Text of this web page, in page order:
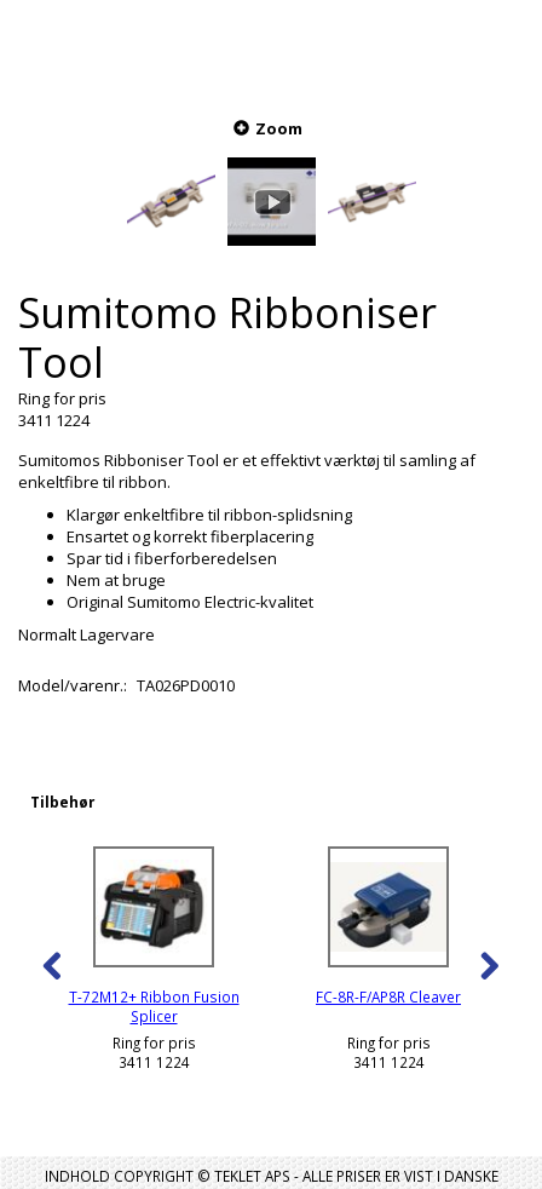
Zoom
Sumitomo Ribboniser
Tool
Ring for pris
3411 1224
Sumitomos Ribboniser Tool er et effektivt værktøj til samling af
enkeltfibre til ribbon.
Klargør enkeltfibre til ribbon-splidsning
Ensartet og korrekt fiberplacering
Spar tid i fiberforberedelsen
Nem at bruge
Original Sumitomo Electric-kvalitet
Normalt Lagervare
Model/varenr.: TA026PD0010
Tilbehør
T-72M12+ Ribbon Fusion
Splicer
Ring for pris
3411 1224
FC-8R-F/AP8R Cleaver
Ring for pris
3411 1224
INDHOLD COPYRIGHT © TEKLET APS - ALLE PRISER ER VIST I DANSKE